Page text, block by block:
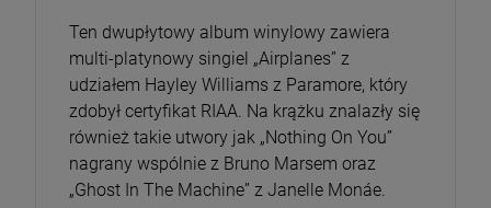
Ten dwupłytowy album winylowy zawiera
multi-platynowy singiel „Airplanes” z
udziałem Hayley Williams z Paramore, który
zdobył certyfikat RIAA. Na krążku znalazły się
również takie utwory jak „Nothing On You”
nagrany wspólnie z Bruno Marsem oraz
„Ghost In The Machine” z Janelle Monáe.